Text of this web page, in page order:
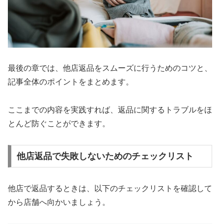
最後の章では、他店返品をスムーズに行うためのコツと、
記事全体のポイントをまとめます。
ここまでの内容を実践すれば、返品に関するトラブルをほ
とんど防ぐことができます。
他店返品で失敗しないためのチェックリスト
他店で返品するときは、以下のチェックリストを確認して
から店舗へ向かいましょう。